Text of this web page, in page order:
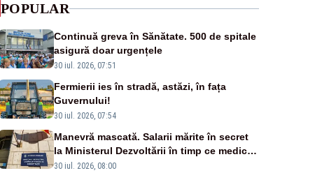
POPULAR
Continuă greva în Sănătate. 500 de spitale
asigură doar urgențele
30 iul. 2026, 07:51
Fermierii ies în stradă, astăzi, în fața
Guvernului!
30 iul. 2026, 07:54
Manevră mascată. Salarii mărite în secret
la Ministerul Dezvoltării în timp ce medicii
ies în stradă
30 iul. 2026, 08:00